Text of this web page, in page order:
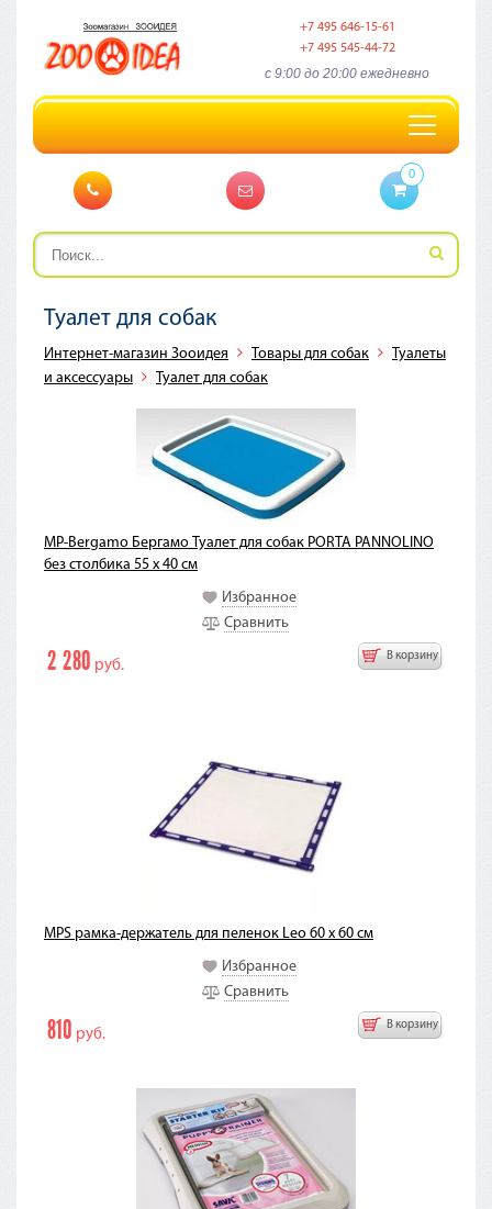
+7 495 646-15-61
+7 495 545-44-72
c 9:00 до 20:00 ежедневно
Toggle
navigation
0
Туалет для собак
Интернет-магазин Зооидея Товары для собак
Туалеты
и аксессуары
Туалет для собак
MP-Bergamo Бергамо Туалет для собак PORTA PANNOLINO
без столбика 55 х 40 см
Избранное
Сравнить
В корзину
2 280 руб.
MPS рамка-держатель для пеленок Leo 60 х 60 см
Избранное
Сравнить
В корзину
810 руб.